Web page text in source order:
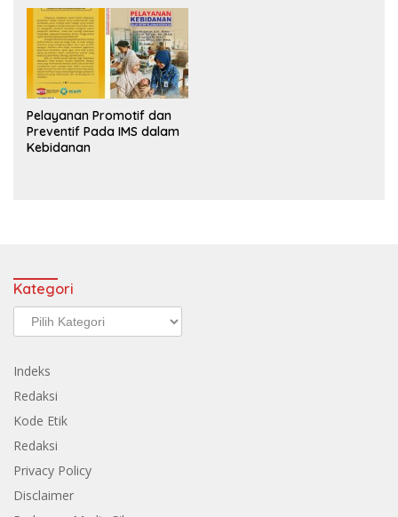
Pelayanan Promotif dan
Preventif Pada IMS dalam
Kebidanan
Kategori
Kategori
Indeks
Redaksi
Kode Etik
Redaksi
Privacy Policy
Disclaimer